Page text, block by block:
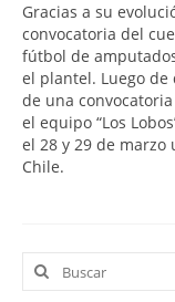
Gracias a su
convocatoria del
fútbol de
el plantel. Luego de
de una
el equipo “Los
el 28 y 29 de marzo
Chile.
Buscar
por: